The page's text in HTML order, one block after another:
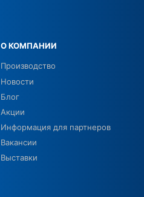
О КОМПАНИИ
Производство
Новости
Блог
Акции
Информация для партнеров
Вакансии
Выставки